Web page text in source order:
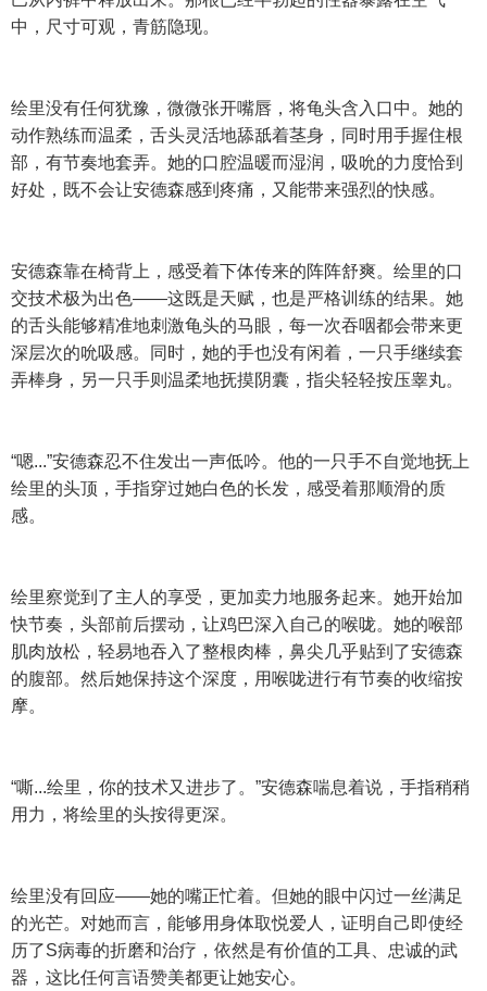
中，尺寸可观，青筋隐现。
绘里没有任何犹豫，微微张开嘴唇，将龟头含入口中。她的
动作熟练而温柔，舌头灵活地舔舐着茎身，同时用手握住根
部，有节奏地套弄。她的口腔温暖而湿润，吸吮的力度恰到
好处，既不会让安德森感到疼痛，又能带来强烈的快感。
安德森靠在椅背上，感受着下体传来的阵阵舒爽。绘里的口
交技术极为出色——这既是天赋，也是严格训练的结果。她
的舌头能够精准地刺激龟头的马眼，每一次吞咽都会带来更
深层次的吮吸感。同时，她的手也没有闲着，一只手继续套
弄棒身，另一只手则温柔地抚摸阴囊，指尖轻轻按压睾丸。
“嗯...”安德森忍不住发出一声低吟。他的一只手不自觉地抚上
绘里的头顶，手指穿过她白色的长发，感受着那顺滑的质
感。
绘里察觉到了主人的享受，更加卖力地服务起来。她开始加
快节奏，头部前后摆动，让鸡巴深入自己的喉咙。她的喉部
肌肉放松，轻易地吞入了整根肉棒，鼻尖几乎贴到了安德森
的腹部。然后她保持这个深度，用喉咙进行有节奏的收缩按
摩。
“嘶...绘里，你的技术又进步了。”安德森喘息着说，手指稍稍
用力，将绘里的头按得更深。
绘里没有回应——她的嘴正忙着。但她的眼中闪过一丝满足
的光芒。对她而言，能够用身体取悦爱人，证明自己即使经
历了S病毒的折磨和治疗，依然是有价值的工具、忠诚的武
器，这比任何言语赞美都更让她安心。